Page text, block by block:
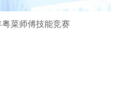
菜师傅技能竞赛